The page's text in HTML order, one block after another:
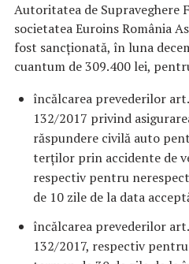
Autoritatea de Supraveghere
societatea Euroins România
fost sancționată, în luna
cuantum de 309.400 lei,
încălcarea prevederilor
132/2017 privind
răspundere civilă auto
terților prin accidente de
respectiv pentru
de 10 zile de la data
încălcarea prevederilor
132/2017, respectiv